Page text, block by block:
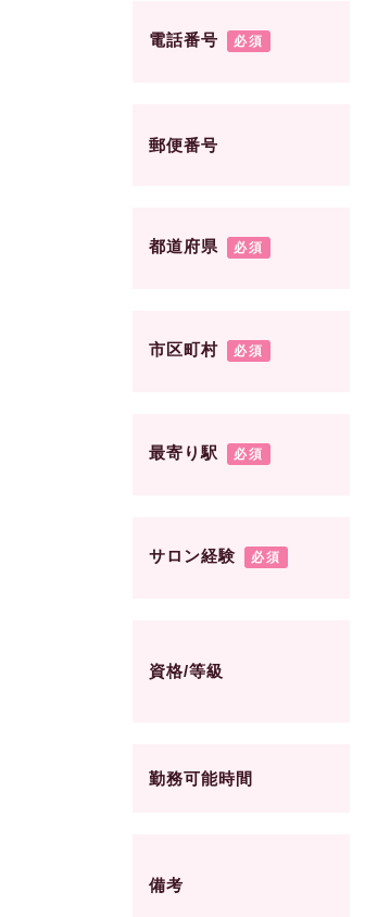
電話番号 必須
郵便番号
都道府県 必須
市区町村 必須
最寄り駅 必須
サロン経験 必須
資格/等級
勤務可能時間
備考